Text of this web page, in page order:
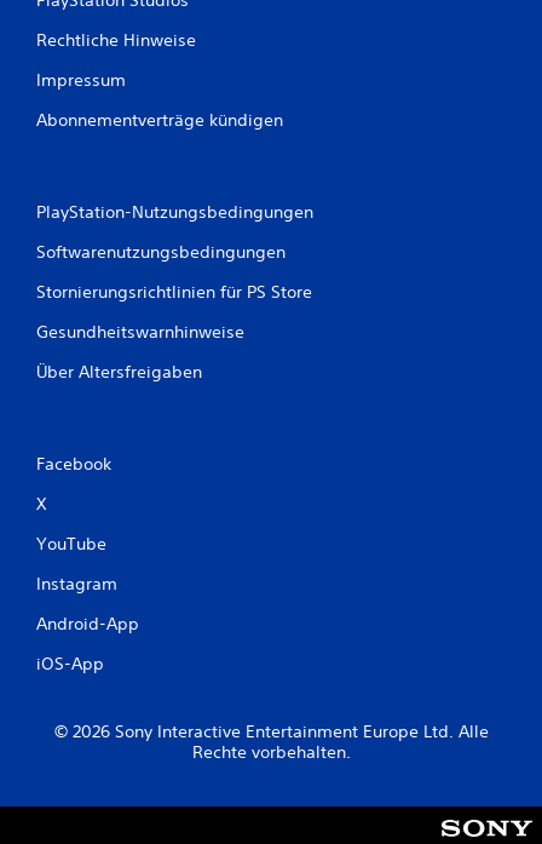
Rechtliche Hinweise
Impressum
Abonnementverträge kündigen
PlayStation-Nutzungsbedingungen
Softwarenutzungsbedingungen
Stornierungsrichtlinien für PS Store
Gesundheitswarnhinweise
Über Altersfreigaben
Facebook
X
YouTube
Instagram
Android-App
iOS-App
© 2026 Sony Interactive Entertainment Europe Ltd. Alle
Rechte vorbehalten.